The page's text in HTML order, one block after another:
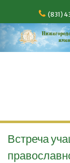
(831)
Встреча